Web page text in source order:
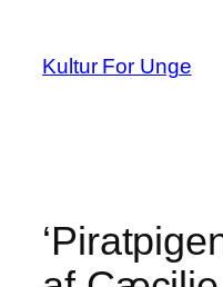
indhold
Kultur For Unge